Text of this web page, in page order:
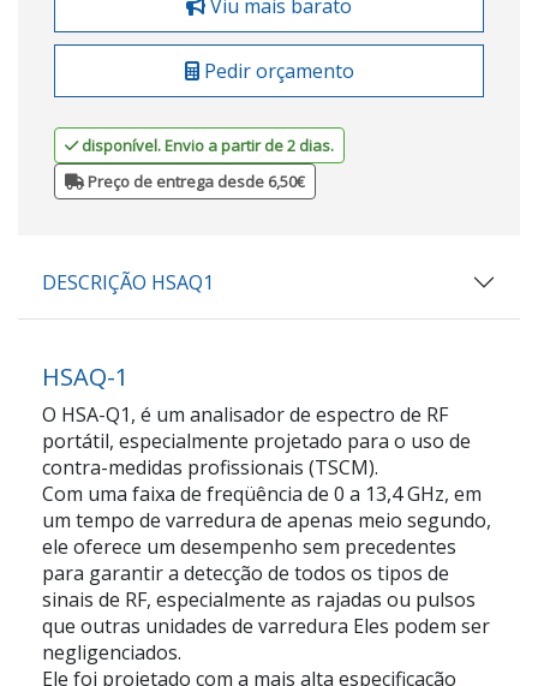
Viu mais barato
Pedir orçamento
disponível. Envio a partir de 2 dias.
Preço de entrega desde 6,50€
DESCRIÇÃO HSAQ1
HSAQ-1
O HSA-Q1, é um analisador de espectro de RF
portátil, especialmente projetado para o uso de
contra-medidas profissionais (TSCM).
Com uma faixa de freqüência de 0 a 13,4 GHz, em
um tempo de varredura de apenas meio segundo,
ele oferece um desempenho sem precedentes
para garantir a detecção de todos os tipos de
sinais de RF, especialmente as rajadas ou pulsos
que outras unidades de varredura Eles podem ser
negligenciados.
Ele foi projetado com a mais alta especificação